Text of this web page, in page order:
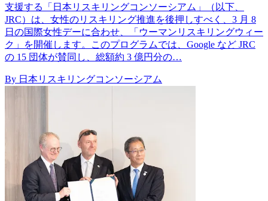
支援する「日本リスキリングコンソーシアム」（以下、
JRC）は、女性のリスキリング推進を後押しすべく、3 月 8
日の国際女性デーに合わせ、「ウーマンリスキリングウィー
ク」を開催します。このプログラムでは、Google など JRC
の 15 団体が賛同し、総額約 3 億円分の…
By 日本リスキリングコンソーシアム